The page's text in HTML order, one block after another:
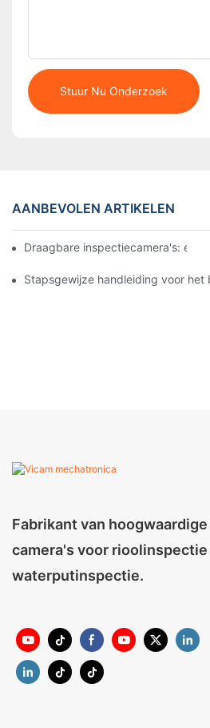
Stuur Nu Onderzoek
AANBEVOLEN ARTIKELEN
Draagbare inspectiecamera's:
Stapsgewijze handleiding voor
Fabrikant van hoogwaardige
camera's voor rioolinspectie
waterputinspectie.